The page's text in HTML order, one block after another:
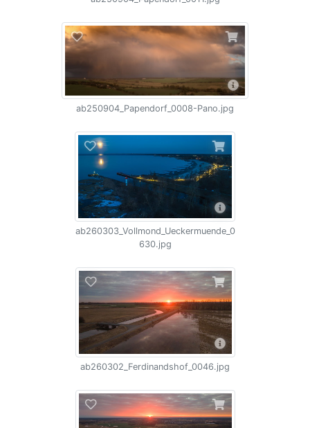
ab250904_Papendorf_0008-Pano.jpg
ab260303_Vollmond_Ueckermuende_0
630.jpg
ab260302_Ferdinandshof_0046.jpg